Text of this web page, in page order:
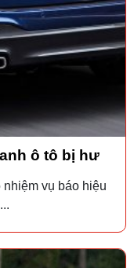
ô tô bị hư
vụ báo hiệu